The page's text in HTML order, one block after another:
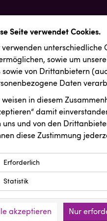
Seite verwendet Cookies.
verwenden unterschiedliche
sowie um
sowie von Drittanbietern
Daten
weisen in diesem
damit
uns und von den
diese Zustimmung
Erforderlich
Essenzielle Cookies
der Website
und werden an keine
Anbieter: Eigentümer der Website
Statistik
wie unsere
akzeptieren Nur